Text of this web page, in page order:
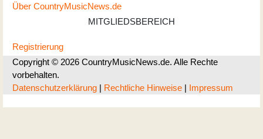
Über CountryMusicNews.de
MITGLIEDSBEREICH
Registrierung
Copyright © 2026 CountryMusicNews.de. Alle Rechte
vorbehalten.
Datenschutzerklärung | Rechtliche Hinweise | Impressum